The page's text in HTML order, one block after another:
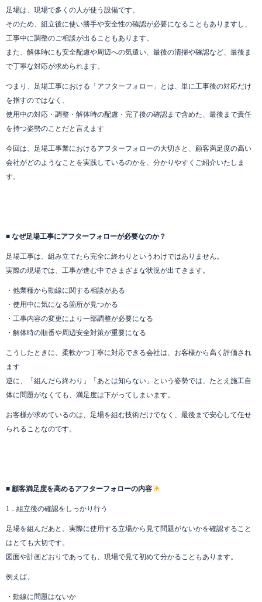
足場は、現場で多くの人が使う設備です。
そのため、組立後に使い勝手や安全性の確認が必要になることもありますし、
工事中に調整のご相談が出ることもあります。
また、解体時にも安全配慮や周辺への気遣い、最後の清掃や確認など、最後ま
で丁寧な対応が求められます。
つまり、足場工事における「アフターフォロー」とは、単に工事後の対応だけ
を指すのではなく、
使用中の対応・調整・解体時の配慮・完了後の確認まで含めた、最後まで責任
を持つ姿勢のことだと言えます
今回は、足場工事業におけるアフターフォローの大切さと、顧客満足度の高い
会社がどのようなことを実践しているのかを、分かりやすくご紹介いたしま
す。
■ なぜ足場工事にアフターフォローが必要なのか？
足場工事は、組み立てたら完全に終わりというわけではありません。
実際の現場では、工事が進む中でさまざまな状況が出てきます。
・他業種から動線に関する相談がある
・使用中に気になる箇所が見つかる
・工事内容の変更により一部調整が必要になる
・解体時の順番や周辺安全対策が重要になる
こうしたときに、柔軟かつ丁寧に対応できる会社は、お客様から高く評価され
ます
逆に、「組んだら終わり」「あとは知らない」という姿勢では、たとえ施工自
体に問題がなくても、満足度は下がってしまいます。
お客様が求めているのは、足場を組む技術だけでなく、最後まで安心して任せ
られることなのです。
■ 顧客満足度を高めるアフターフォローの内容
1．組立後の確認をしっかり行う
足場を組んだあと、実際に使用する立場から見て問題がないかを確認すること
はとても大切です。
図面や計画どおりであっても、現場で見て初めて分かることもあります。
例えば、
・動線に問題はないか